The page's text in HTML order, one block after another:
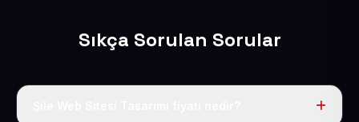
Sıkça Sorulan Sorular